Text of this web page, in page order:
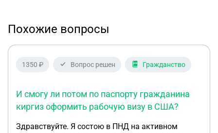
Похожие вопросы
1350 ₽ Вопрос решен Гражданство
И смогу ли потом по паспорту гражданина
киргиз оформить рабочую визу в США?
Здравствуйте. Я состою в ПНД на активном